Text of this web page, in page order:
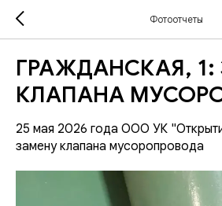
Фотоотчеты
ГРАЖДАНСКАЯ,
КЛАПАНА
25 мая 2026 года ООО УК
замену клапана мусоропровода